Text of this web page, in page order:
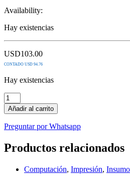
Availability:
Hay existencias
USD103.00
CONTADO USD 94.76
Hay existencias
Toner
Original
Samsung
Clt-
k409s
Color
Negro
Añadir al carrito
Preguntar por Whatsapp
Productos relacionados
Computación, Impresión,